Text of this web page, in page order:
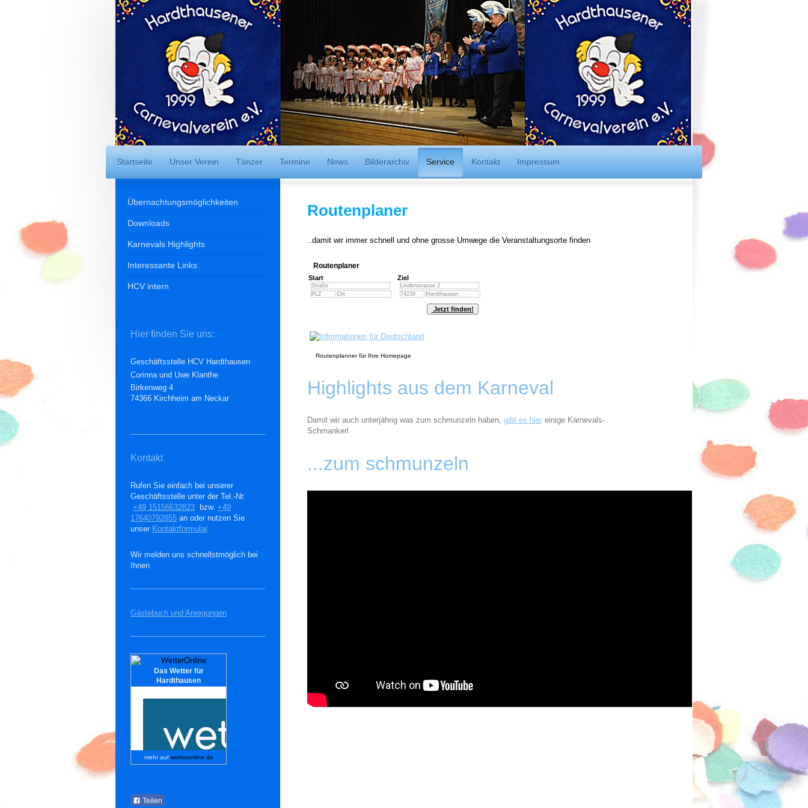
Startseite Unser Verein Tänzer Termine News Bilderarchiv Service Kontakt Impressum
Routenplaner
..damit wir immer schnell und ohne grosse Umwege die Veranstaltungsorte finden
Routenplaner
Start Ziel
Routenplanner für Ihre Homepage
Highlights aus dem Karneval
Damit wir auch unterjährig was zum schmunzeln haben, gibt es hiereinige Karnevals-
Schmankerl
...zum schmunzeln
Übernachtungsmöglichkeiten
Downloads
Karnevals Highlights
Interessante Links
HCV intern
Hier finden Sie uns:
Geschäftsstelle HCV Hardthausen
Corinna und Uwe Klanthe
Birkenweg 4
74366 Kirchheim am Neckar
Kontakt
Rufen Sie einfach bei unserer
Geschäftsstelle unter der Tel.-Nr.
+49 15156632823 bzw. +49
17640792855 an oder nutzen Sie
unser Kontaktformular.
Wir melden uns schnellstmöglich bei
Ihnen
Gästebuch und Anregungen
Das Wetter für
Hardthausen
mehr auf wetteronline.de
Teilen